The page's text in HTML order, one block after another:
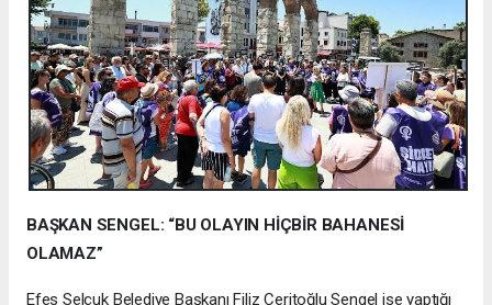
BAŞKAN SENGEL: “BU OLAYIN HİÇBİR BAHANESİ
OLAMAZ”
Efes Selçuk Belediye Başkanı Filiz Ceritoğlu Sengel ise yaptığı